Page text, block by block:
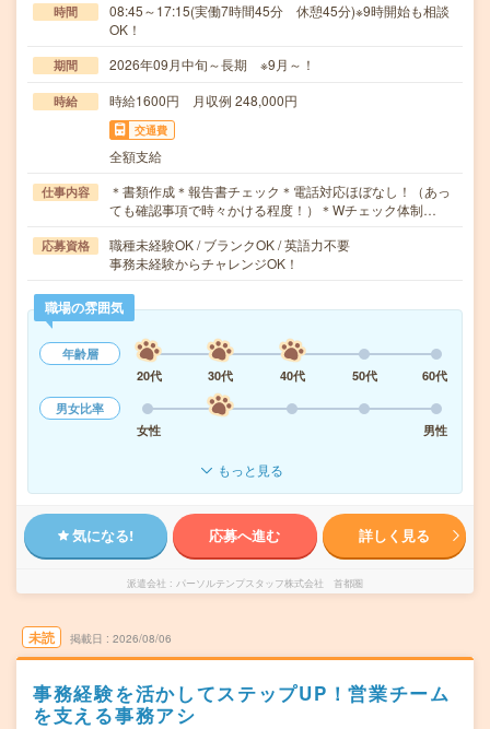
時間
08:45～17:15(実働7時間45分 休憩45分)※9時開始も相談
OK！
期間 2026年09月中旬～長期 ※9月～！
時給 時給1600円 月収例 248,000円
交通費
全額支給
仕事内容
＊書類作成＊報告書チェック＊電話対応ほぼなし！（あっ
ても確認事項で時々かける程度！）＊Wチェック体制…
応募資格
職種未経験OK / ブランクOK / 英語力不要
事務未経験からチャレンジOK！
職場の雰囲気
年齢層
20代
30代 40代 50代
60代
男女比率
女性
男性
もっと見る
気になる! 応募へ進む 詳しく見る
派遣会社 パーソルテンプスタッフ株式会社 首都圏
未読 掲載日 2026/08/06
事務経験を活かしてステップUP！営業チーム
を支える事務アシ